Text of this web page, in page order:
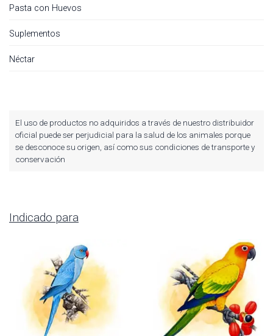
Pasta con Huevos
Suplementos
Néctar
El uso de productos no adquiridos a través de nuestro distribuidor
oficial puede ser perjudicial para la salud de los animales porque
se desconoce su origen, así como sus condiciones de transporte y
conservación
Indicado para